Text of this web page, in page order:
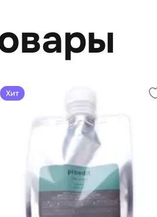
Хит